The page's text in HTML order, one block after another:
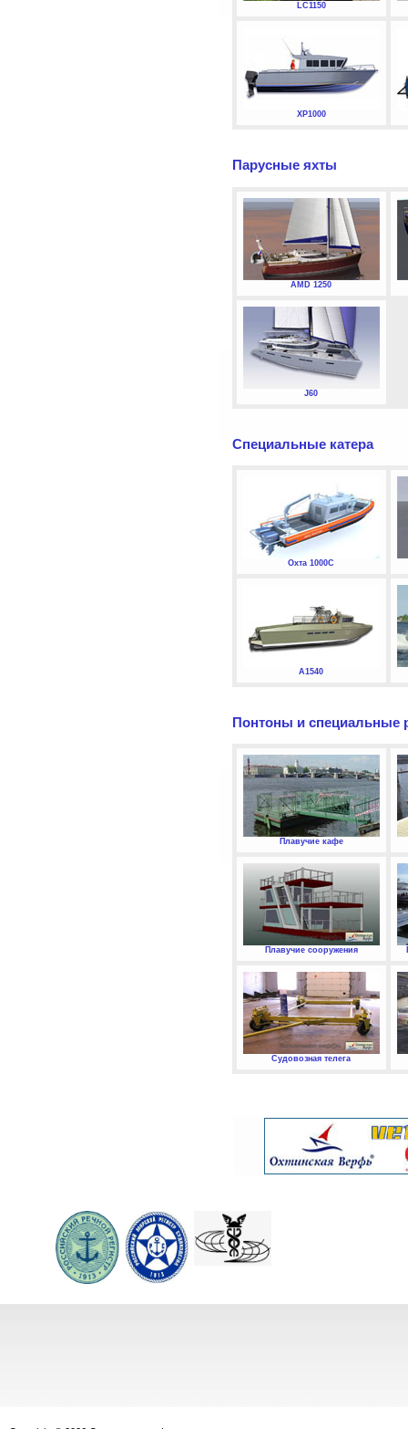
LC1150
XP1000
Парусные яхты
AMD 1250
J60
Специальные катера
Охта 1000С
А1540
Понтоны и специальные
Плавучие кафе
Плавучие сооружения
Судовозная телега